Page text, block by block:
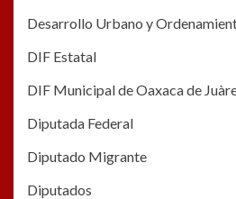
Desarrollo Urbano y
DIF Estatal
DIF Municipal de Oaxaca de
Diputada Federal
Diputado Migrante
Diputados